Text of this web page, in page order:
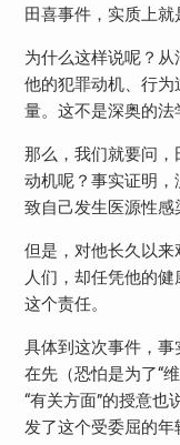
田喜事件，实质上就
为什么这样说呢？
他的犯罪动机、行
量。这不是深奥的法
那么，我们就要问，
动机呢？事实证明
致自己发生医源性感
但是，对他长久以
人们，却任凭他的
这个责任。
具体到这次事件，
在先（恐怕是为了“
“有关方面”的授意
发了这个受委屈的年